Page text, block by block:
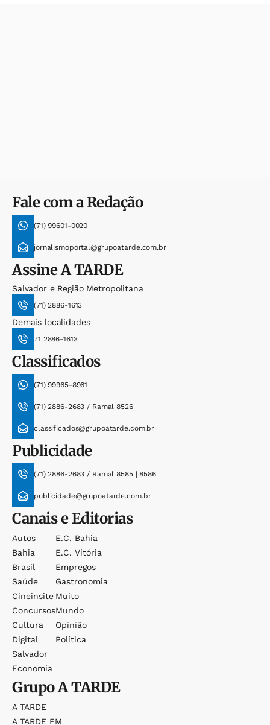
Fale com a Redação
(71) 99601-0020
jornalismoportal@grupoatarde.com.br
AssineA TARDE
Salvador e Região Metropolitana
(71) 2886-1613
Demais localidades
71 2886-1613
Classificados
(71) 99965-8961
(71) 2886-2683 / Ramal 8526
classificados@grupoatarde.com.br
Publicidade
(71) 2886-2683 / Ramal 8585 | 8586
publicidade@grupoatarde.com.br
Canais e Editorias
Autos
Bahia
Brasil
Saúde
Cineinsite
Concursos
Cultura
Digital
Salvador
Economia
E.c. Bahia
E.c. Vitória
Empregos
Gastronomia
Muito
Mundo
Opinião
Política
GrupoA TARDE
A TARDE
A TARDE FM